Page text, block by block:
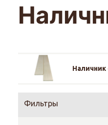
Наличник
Фильтры